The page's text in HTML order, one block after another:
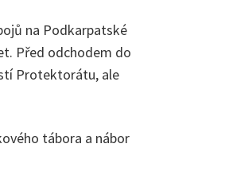
na Podkarpatské
Před odchodem do
Protektorátu, ale
tábora a nábor